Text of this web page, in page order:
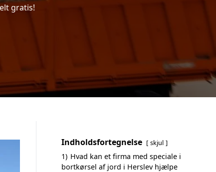
gratis!
Indholdsfortegnelse skjul
1) Hvad kan et firma med speciale i
bortkørsel af jord i Herslev hjælpe